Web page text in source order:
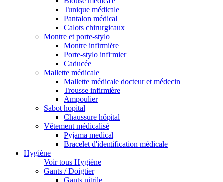
Tunique médicale
Pantalon médical
Calots chirurgicaux
Montre et porte-stylo
Montre infirmière
Porte-stylo infirmier
Caducée
Mallette médicale
Mallette médicale docteur et médecin
Trousse infirmière
Ampoulier
Sabot hopital
Chaussure hôpital
Vêtement médicalisé
Pyjama medical
Bracelet d'identification médicale
Hygiène
Voir tous Hygiène
Gants / Doigtier
Gants nitrile